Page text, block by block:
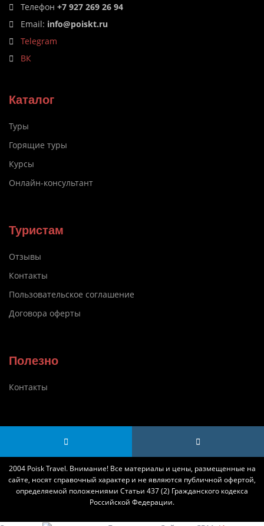
Телефон +7 927 269 26 94
Email: info@poiskt.ru
Telegram
ВК
Каталог
Туры
Горящие туры
Курсы
Онлайн-консультант
Туристам
Отзывы
Контакты
Пользовательское соглашение
Договора оферты
Полезно
Контакты
2004 Poisk Travel. Внимание! Все материалы и цены, размещенные на
сайте, носят справочный характер и не являются публичной офертой,
определяемой положениями Статьи 437 (2) Гражданского кодекса
Российской Федерации.